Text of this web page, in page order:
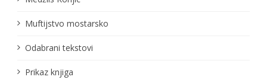
Muftijstvo mostarsko
Odabrani tekstovi
Prikaz knjiga